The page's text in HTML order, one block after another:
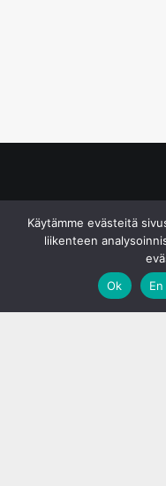
Käytämme evästeitä
liikenteen
Ok